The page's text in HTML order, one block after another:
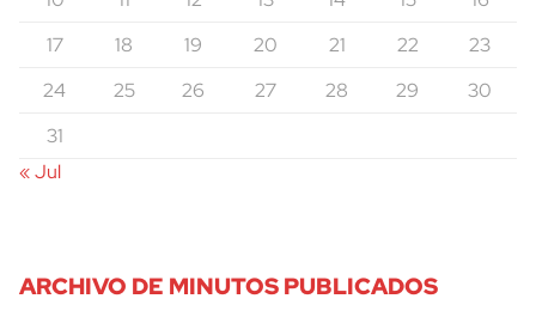
17
18 19 20 21 22
23
24
25 26 27 28 29
30
31
« Jul
ARCHIVO DE MINUTOS PUBLICADOS